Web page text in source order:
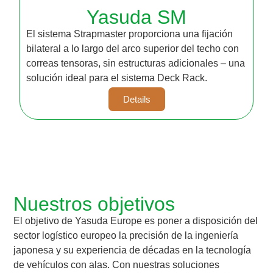
Yasuda SM
El sistema Strapmaster proporciona una fijación
bilateral a lo largo del arco superior del techo con
correas tensoras, sin estructuras adicionales – una
solución ideal para el sistema Deck Rack.
Details
Nuestros objetivos
El objetivo de Yasuda Europe es poner a disposición del
sector logístico europeo la precisión de la ingeniería
japonesa y su experiencia de décadas en la tecnología
de vehículos con alas. Con nuestras soluciones